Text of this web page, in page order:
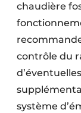
chaudière
contrôle du
système